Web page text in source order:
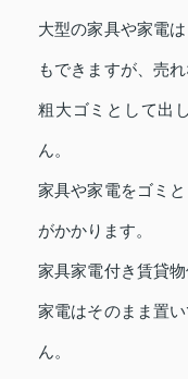
大型の家具や家電
もできますが、売
粗大ゴミとして出
ん。
家具や家電をゴミ
がかかります。
家具家電付き賃貸
家電はそのまま置
ん。